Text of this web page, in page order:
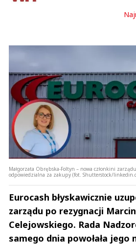
Małgorzata Obrębska-Foltyn – nowa członkini
odpowiedzialna za zakupy (fot. Shutterstock/
Eurocash błyskawicznie
zarządu po rezygnacji
Celejowskiego. Rada
samego dnia powołała jego